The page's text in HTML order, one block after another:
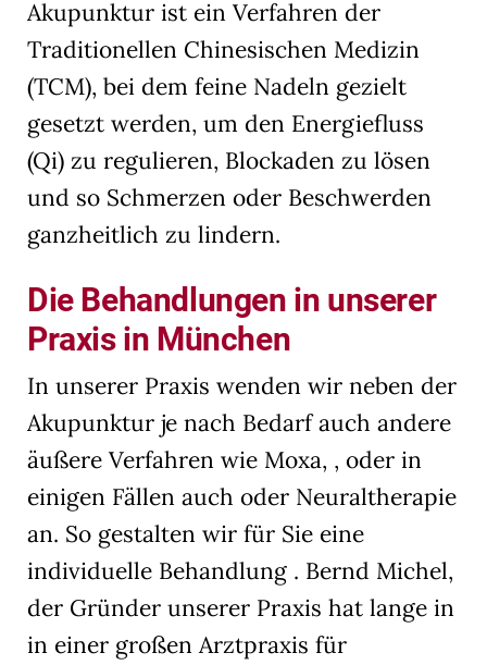
Akupunktur ist ein Verfahren der
Traditionellen Chinesischen Medizin
(TCM), bei dem feine Nadeln gezielt
gesetzt werden, um den Energiefluss
(Qi) zu regulieren, Blockaden zu lösen
und so Schmerzen oder Beschwerden
ganzheitlich zu lindern.
Die Behandlungen in unserer
Praxis in München
In unserer Praxis wenden wir neben der
Akupunktur je nach Bedarf auch andere
äußere Verfahren wie Moxa, , oder in
einigen Fällen auch oder Neuraltherapie
an. So gestalten wir für Sie eine
individuelle Behandlung . Bernd Michel,
der Gründer unserer Praxis hat lange in
in einer großen Arztpraxis für
die Verwendung Ihrer Daten finden Sie in unserer
Datenschutzerklärung
Hier finden Sie eine Übersicht über alle verwendeten Cookies.
oder sich weitere Informationen anzeigen lassen und so nur
bestimmte Cookies auswählen.
Alle akzeptieren Speichern
Nur essenzielle Cookies akzeptieren
Datenschutzeinstellungen
Essenziell (1)
Essenzielle Cookies ermöglichen grundlegende Funktionen und sind für
die einwandfreie Funktion der Website erforderlich.
Cookie-Informationen anzeigen
Externe Medien (7)
Inhalte von Videoplattformen und Social-Media-Plattformen werden
standardmäßig blockiert. Wenn Cookies von externen Medien
akzeptiert werden, bedarf der Zugriff auf diese Inhalte keiner manuellen
Einwilligung mehr.
Datenschutzerklärung Impressum